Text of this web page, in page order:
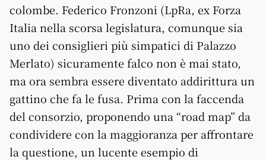
colombe. Federico Fronzoni (LpRa, ex Forza
Italia nella scorsa legislatura, comunque sia
uno dei consiglieri più simpatici di Palazzo
Merlato) sicuramente falco non è mai stato,
ma ora sembra essere diventato addirittura un
gattino che fa le fusa. Prima con la faccenda
del consorzio, proponendo una “road map” da
condividere con la maggioranza per affrontare
la questione, un lucente esempio di